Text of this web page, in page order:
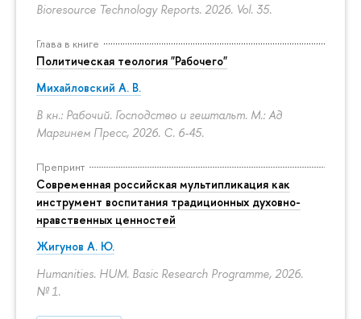
Bioresource Technology Reports. 2026. Vol. 35.
Глава в книге
Политическая теология "Рабочего"
Михайловский А. В.
В кн.: Рабочий. Господство и гештальт. М.: Ад
Маргинем Пресс, 2026. С. 6-45.
Препринт
Современная российская мультипликация как
инструмент воспитания традиционных духовно-
нравственных ценностей
Жигунов А. Ю.
Humanities. HUM. Basic Research Programme, 2026.
№ 1.